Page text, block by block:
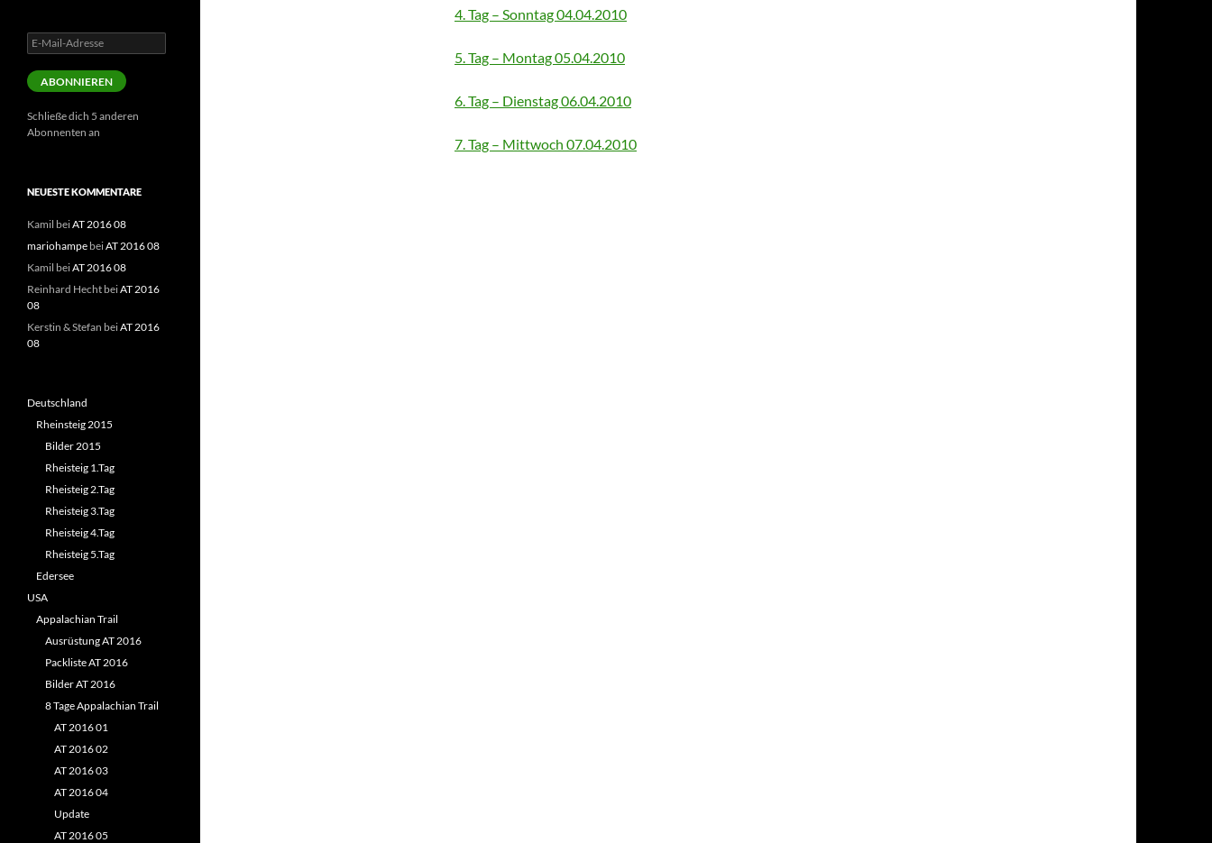
4. Tag – Sonntag 04.04.2010
5. Tag – Montag 05.04.2010
6. Tag – Dienstag 06.04.2010
7. Tag – Mittwoch 07.04.2010
E-
Mail-
Adresse
ABONNIEREN
Schließe dich 5 anderen
Abonnenten an
NEUESTE KOMMENTARE
Kamil beiAT 2016 08
mariohampe beiAT 2016 08
Kamil beiAT 2016 08
Reinhard Hecht beiAT 2016
08
Kerstin & Stefan beiAT 2016
08
Deutschland
Rheinsteig 2015
Bilder 2015
Rheisteig 1.Tag
Rheisteig 2.Tag
Rheisteig 3.Tag
Rheisteig 4.Tag
Rheisteig 5.Tag
Edersee
USA
Appalachian Trail
Ausrüstung AT 2016
Packliste AT 2016
Bilder AT 2016
8 Tage Appalachian Trail
AT 2016 01
AT 2016 02
AT 2016 03
AT 2016 04
Update
AT 2016 05